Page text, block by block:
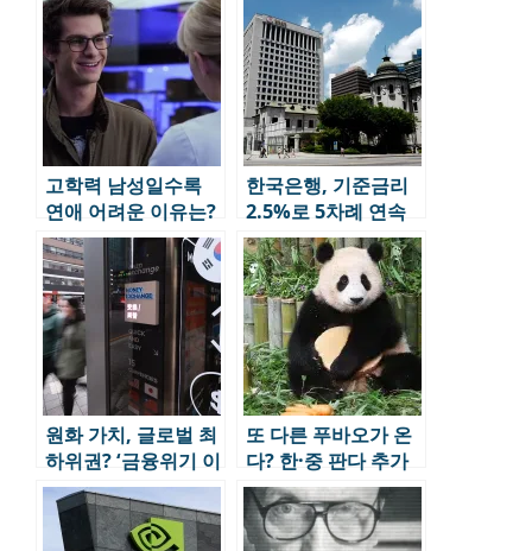
고학력 남성일수록
연애 어려운 이유는?
우울감·외로움도 증
가
한국은행, 기준금리
2.5%로 5차례 연속
동결…환율 안정 및
부동산·가계부채 주
시
원화 가치, 글로벌 최
하위권? ‘금융위기 이
후 최저’ 수준에 근접
또 다른 푸바오가 온
다? 한·중 판다 추가
대여 논의